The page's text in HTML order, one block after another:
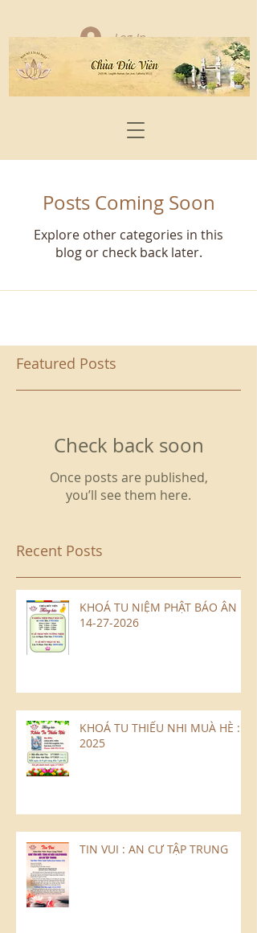
Log In
Posts Coming Soon
Explore other categories in this
blog or check back later.
Featured Posts
Check back soon
Once posts are published,
you’ll see them here.
Recent Posts
KHOÁ TU NIỆM PHẬT BÁO ÂN
14-27-2026
KHOÁ TU THIẾU NHI MUÀ HÈ :
2025
TIN VUI : AN CƯ TẬP TRUNG